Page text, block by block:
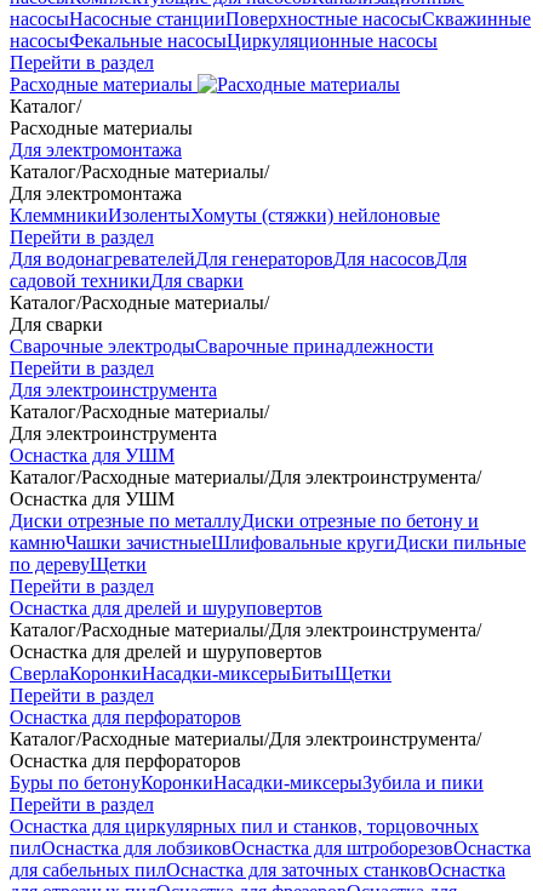
насосыНасосные станцииПоверхностные насосыСкважинные
насосыФекальные насосыЦиркуляционные насосы
Перейти в раздел
Расходные материалы
Каталог/
Расходные материалы
Для электромонтажа
Каталог/Расходные материалы/
Для электромонтажа
КлеммникиИзолентыХомуты (стяжки) нейлоновые
Перейти в раздел
Для водонагревателейДля генераторовДля насосовДля
садовой техникиДля сварки
Каталог/Расходные материалы/
Для сварки
Сварочные электродыСварочные принадлежности
Перейти в раздел
Для электроинструмента
Каталог/Расходные материалы/
Для электроинструмента
Оснастка для УШМ
Каталог/Расходные материалы/Для электроинструмента/
Оснастка для УШМ
Диски отрезные по металлуДиски отрезные по бетону и
камнюЧашки зачистныеШлифовальные кругиДиски пильные
по деревуЩетки
Перейти в раздел
Оснастка для дрелей и шуруповертов
Каталог/Расходные материалы/Для электроинструмента/
Оснастка для дрелей и шуруповертов
СверлаКоронкиНасадки-миксерыБитыЩетки
Перейти в раздел
Оснастка для перфораторов
Каталог/Расходные материалы/Для электроинструмента/
Оснастка для перфораторов
Буры по бетонуКоронкиНасадки-миксерыЗубила и пики
Перейти в раздел
Оснастка для циркулярных пил и станков, торцовочных
пилОснастка для лобзиковОснастка для штроборезовОснастка
для сабельных пилОснастка для заточных станковОснастка